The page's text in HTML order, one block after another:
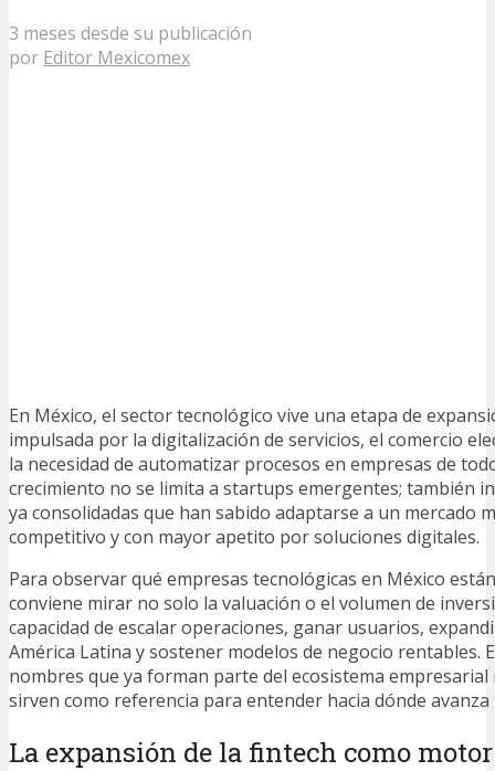
3 meses desde su publicación
por Editor Mexicomex
En México, el sector tecnológico vive una etapa de
impulsada por la digitalización de servicios, el comercio
la necesidad de automatizar procesos en empresas de
crecimiento no se limita a startups emergentes; también
ya consolidadas que han sabido adaptarse a un mercado
competitivo y con mayor apetito por soluciones digitales.
Para observar qué empresas tecnológicas en México
conviene mirar no solo la valuación o el volumen de
capacidad de escalar operaciones, ganar usuarios,
América Latina y sostener modelos de negocio rentables.
nombres que ya forman parte del ecosistema empresarial
sirven como referencia para entender hacia dónde
La expansión de la fintech como